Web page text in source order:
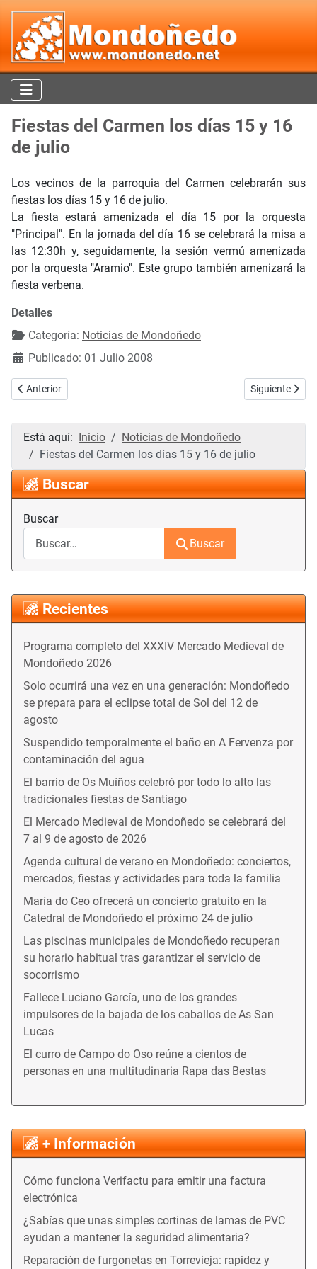
Fiestas del Carmen los días 15 y 16
de julio
Los vecinos de la parroquia del Carmen celebrarán sus
fiestas los días 15 y 16 de julio.
La fiesta estará amenizada el día 15 por la orquesta
"Principal". En la jornada del día 16 se celebrará la misa a
las 12:30h y, seguidamente, la sesión vermú amenizada
por la orquesta "Aramio". Este grupo también amenizará la
fiesta verbena.
Detalles
Categoría: Noticias de Mondoñedo
Publicado: 01 Julio 2008
Artículo anterior: Fotografías de la comida homenaje a Santiago
Anterior Artículo
Siguiente
Está aquí: Inicio
Noticias de Mondoñedo
Fiestas del Carmen los días 15 y 16 de julio
Buscar
Buscar
Buscar
Recientes
Programa completo del XXXIV Mercado Medieval de
Mondoñedo 2026
Solo ocurrirá una vez en una generación: Mondoñedo
se prepara para el eclipse total de Sol del 12 de
agosto
Suspendido temporalmente el baño en A Fervenza por
contaminación del agua
El barrio de Os Muíños celebró por todo lo alto las
tradicionales fiestas de Santiago
El Mercado Medieval de Mondoñedo se celebrará del
7 al 9 de agosto de 2026
Agenda cultural de verano en Mondoñedo: conciertos,
mercados, fiestas y actividades para toda la familia
María do Ceo ofrecerá un concierto gratuito en la
Catedral de Mondoñedo el próximo 24 de julio
Las piscinas municipales de Mondoñedo recuperan
su horario habitual tras garantizar el servicio de
socorrismo
Fallece Luciano García, uno de los grandes
impulsores de la bajada de los caballos de As San
Lucas
El curro de Campo do Oso reúne a cientos de
personas en una multitudinaria Rapa das Bestas
+ Información
Cómo funciona Verifactu para emitir una factura
electrónica
¿Sabías que unas simples cortinas de lamas de PVC
ayudan a mantener la seguridad alimentaria?
Reparación de furgonetas en Torrevieja: rapidez y